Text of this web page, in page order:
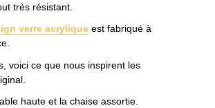
très résistant.
verre acrylique est fabriqué à
voici ce que nous inspirent les
haute et la chaise assortie.